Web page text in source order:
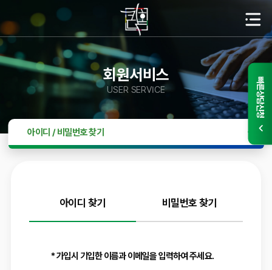
회원서비스
USER SERVICE
아이디 / 비밀번호 찾기
아이디 찾기 비밀번호 찾기
* 가입시 기입한 이름과 이메일을 입력하여 주세요.
빠른상담신청